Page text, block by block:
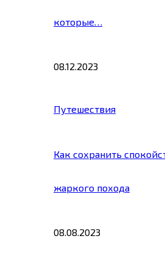
которые…
08.12.2023
Путешествия
Как сохранить
жаркого похода
08.08.2023